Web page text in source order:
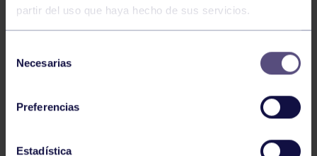
partir del uso que haya hecho de sus servicios.
Necesarias
Preferencias
Estadística
ÓSCAR PALOMERO, RUMBO AL
MUNDIAL